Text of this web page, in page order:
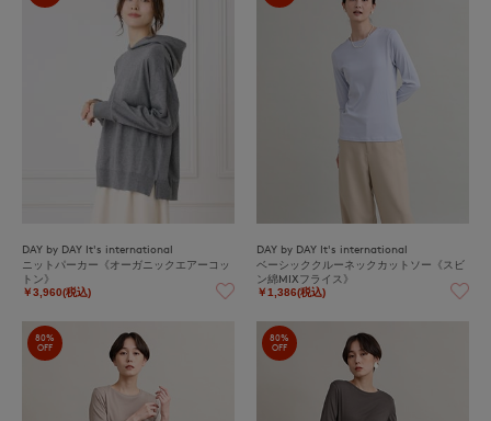
DAY by DAY It's international
ニットパーカー《オーガニックエアーコッ
トン》
￥3,960(税込)
DAY by DAY It's international
ベーシッククルーネックカットソー《スビ
ン綿MIXフライス》
￥1,386(税込)
80%
OFF
80%
OFF